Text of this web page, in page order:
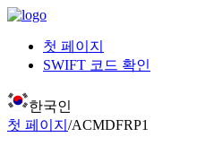
첫 페이지
SWIFT 코드 확인
한국인
첫 페이지 /ACMDFRP1